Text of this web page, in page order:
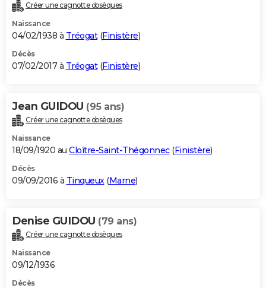
Créer une cagnotte obsèques
Naissance
04/02/1938 à Tréogat(Finistère)
Décès
07/02/2017 à Tréogat(Finistère)
Jean GUIDOU (95 ans)
Créer une cagnotte obsèques
Naissance
18/09/1920 au Cloître-Saint-Thégonnec(Finistère)
Décès
09/09/2016 à Tinqueux(Marne)
Denise GUIDOU (79 ans)
Créer une cagnotte obsèques
Naissance
09/12/1936
Décès